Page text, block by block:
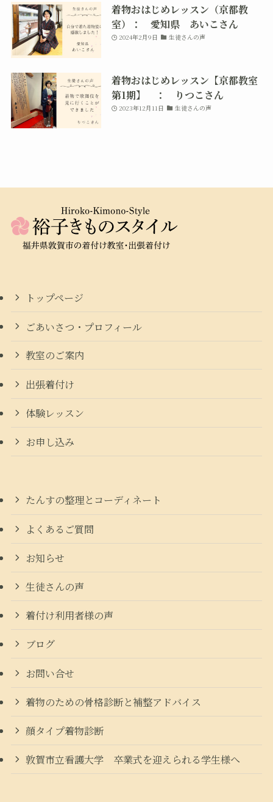
着物おはじめレッスン（京都教
室）： 愛知県 あいこさん
2024年2月9日 生徒さんの声
着物おはじめレッスン【京都教室
第1期】 ： りつこさん
2023年12月11日 生徒さんの声
トップページ
ごあいさつ・プロフィール
教室のご案内
出張着付け
体験レッスン
お申し込み
たんすの整理とコーディネート
よくあるご質問
お知らせ
生徒さんの声
着付け利用者様の声
ブログ
お問い合せ
着物のための骨格診断と補整アドバイス
顔タイプ着物診断
敦賀市立看護大学 卒業式を迎えられる学生様へ